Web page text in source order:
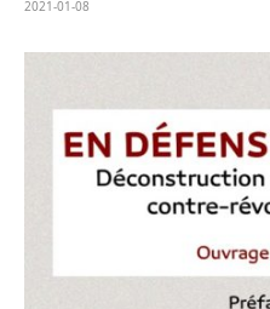
2021-01-08